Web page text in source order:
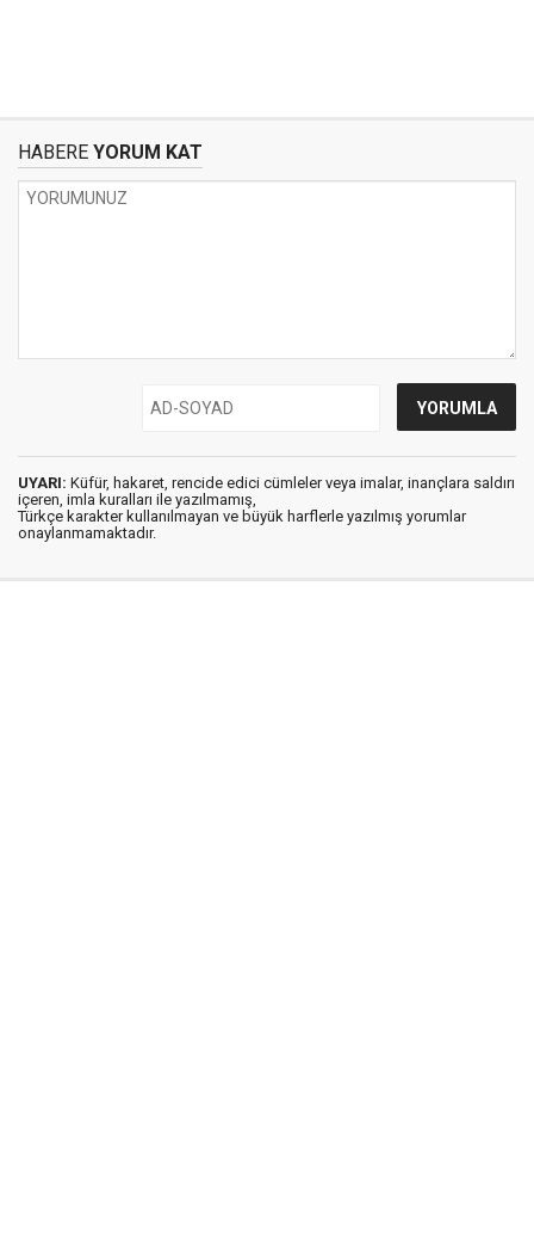
HABERE YORUM KAT
UYARI: Küfür, hakaret, rencide edici cümleler veya imalar, inançlara saldırı
içeren, imla kuralları ile yazılmamış,
Türkçe karakter kullanılmayan ve büyük harflerle yazılmış yorumlar
onaylanmamaktadır.